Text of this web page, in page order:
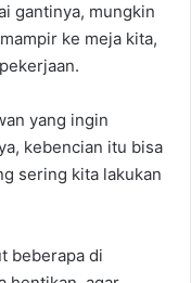
gantinya, mungkin
ke meja kita,
yang ingin
kebencian itu bisa
sering kita lakukan
beberapa di